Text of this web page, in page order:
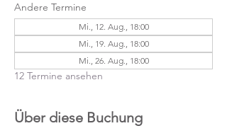
Andere Termine
Mi., 12. Aug., 18:00
Mi., 19. Aug., 18:00
Mi., 26. Aug., 18:00
12 Termine ansehen
Über diese Buchung